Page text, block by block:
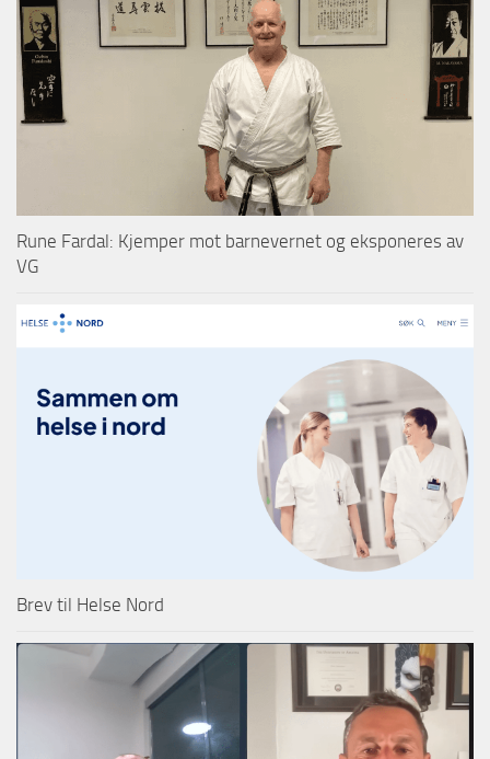
Rune Fardal: Kjemper mot barnevernet og eksponeres av
VG
Brev til Helse Nord